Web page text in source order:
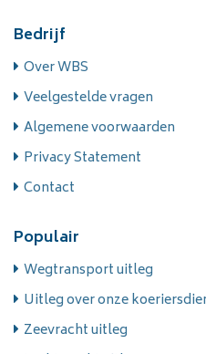
Bedrijf
Over WBS
Veelgestelde vragen
Algemene voorwaarden
Privacy Statement
Contact
Populair
Wegtransport uitleg
Uitleg over onze
Zeevracht uitleg